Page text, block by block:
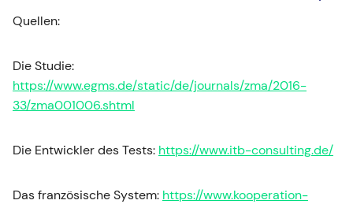
Quellen:
Die Studie:
https://www.egms.de/static/de/journals/zma/2016-
33/zma001006.shtml
Die Entwickler des Tests: https://www.itb-consulting.de/
Das französische System: https://www.kooperation-